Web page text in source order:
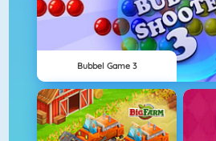
Bubbel Game 3